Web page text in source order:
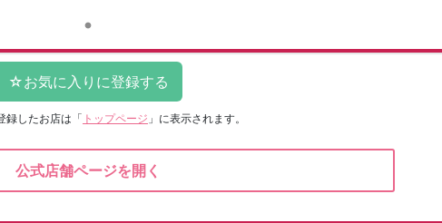
録したお店は 「 トップページ 」に表示されます。
公式店舗ページを開く